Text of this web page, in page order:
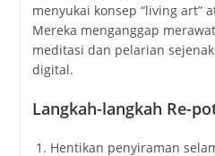
menyukai konsep “living art”
Mereka menganggap
meditasi dan pelarian
digital.
Langkah-langkah Re-
Hentikan penyiraman